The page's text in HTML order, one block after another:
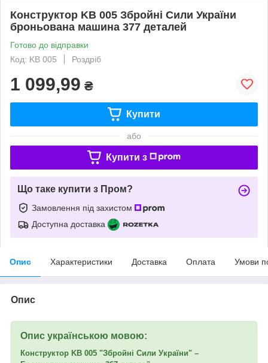
Конструктор KB 005 Збройні Сили України
броньована машина 377 деталей
Готово до відправки
Код: KB 005
Роздріб
1 099,99 ₴
Купити
або
Купити з
Що таке купити з Пром?
Замовлення під захистом
Доступна доставка
Опис Характеристики Доставка Оплата Умови
Опис
Опис українською мовою:
Конструктор KB 005 "Збройні Сили України" –